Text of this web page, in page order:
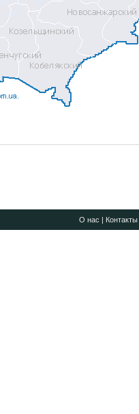
О нас | Контакты